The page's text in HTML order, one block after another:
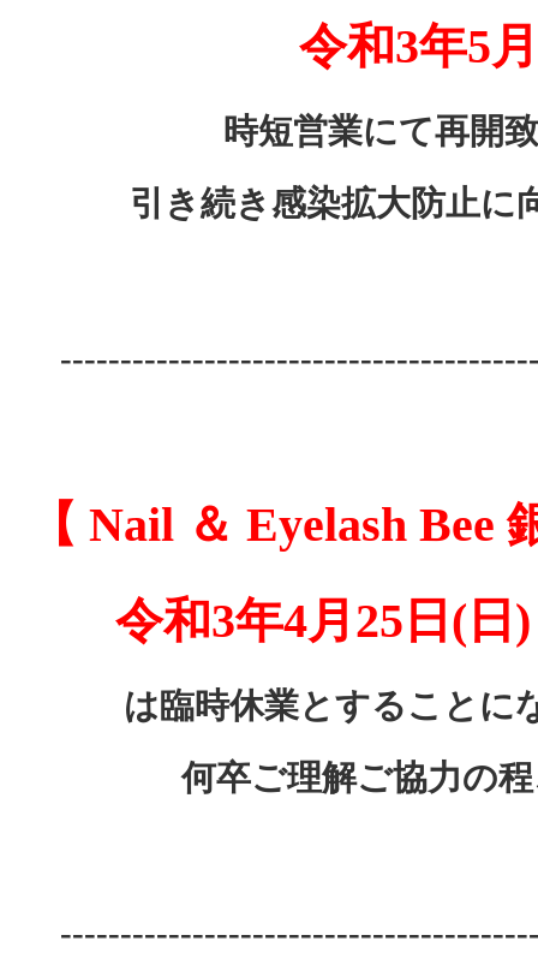
令和3年5
時短営業にて再開
引き続き感染拡大防止に
【 Nail ＆ Eyelash
令和3年4月25日(
は臨時休業とすることに
何卒ご理解ご協力の